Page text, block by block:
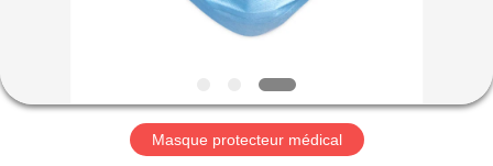
DE
NOUS
Masque protecteur médical